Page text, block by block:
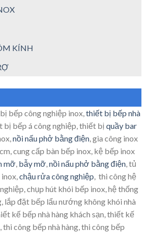
KÍNH
bếp công nghiệp inox, thiết bị bếp nhà
bị bếp á công nghiệp, thiết bị quầy bar
nồi nấu phở bằng điện , gia công inox
cung cấp bàn bếp inox, kệ bếp inox
mỡ bẫy mỡ nồi nấu phở bằng điện , tủ
chậu rửa công nghiệp , thi công hệ
chụp hút khói bếp inox, hệ thống
lắp đặt bếp lẩu nướng không khói nhà
kế bếp nhà hàng khách sạn, thiết kế
thi công bếp nhà hàng, thi công bếp